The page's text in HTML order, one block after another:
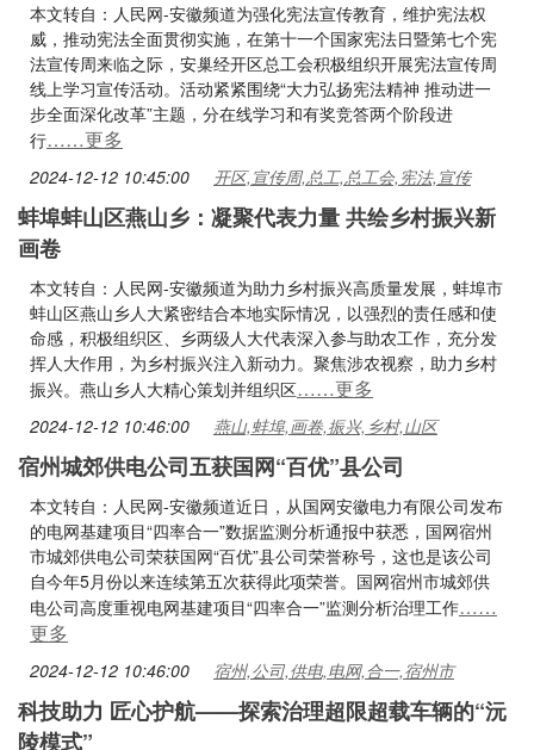
本文转自：人民网-安徽频道为强化宪法宣传教育，维护宪法权
威，推动宪法全面贯彻实施，在第十一个国家宪法日暨第七个宪
法宣传周来临之际，安巢经开区总工会积极组织开展宪法宣传周
线上学习宣传活动。活动紧紧围绕“大力弘扬宪法精神 推动进一
步全面深化改革”主题，分在线学习和有奖竞答两个阶段进
行……更多
2024-12-12 10:45:00 开区,宣传周,总工,总工会,宪法,宣传
蚌埠蚌山区燕山乡：凝聚代表力量 共绘乡村振兴新
画卷
本文转自：人民网-安徽频道为助力乡村振兴高质量发展，蚌埠市
蚌山区燕山乡人大紧密结合本地实际情况，以强烈的责任感和使
命感，积极组织区、乡两级人大代表深入参与助农工作，充分发
挥人大作用，为乡村振兴注入新动力。聚焦涉农视察，助力乡村
振兴。燕山乡人大精心策划并组织区……更多
2024-12-12 10:46:00 燕山,蚌埠,画卷,振兴,乡村,山区
宿州城郊供电公司五获国网“百优”县公司
本文转自：人民网-安徽频道近日，从国网安徽电力有限公司发布
的电网基建项目“四率合一”数据监测分析通报中获悉，国网宿州
市城郊供电公司荣获国网“百优”县公司荣誉称号，这也是该公司
自今年5月份以来连续第五次获得此项荣誉。国网宿州市城郊供
电公司高度重视电网基建项目“四率合一”监测分析治理工作……
更多
2024-12-12 10:46:00 宿州,公司,供电,电网,合一,宿州市
科技助力 匠心护航——探索治理超限超载车辆的“沅
陵模式”